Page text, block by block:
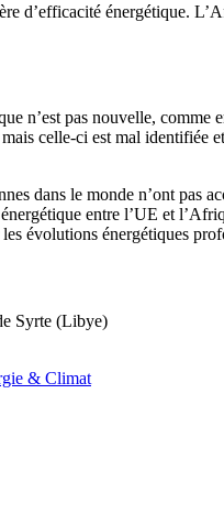
d’efficacité énergétique.
n’est pas nouvelle, comme
celle-ci est mal identifiée
dans le monde n’ont pas
entre l’UE et
évolutions énergétiques
Syrte (Libye)
& Climat